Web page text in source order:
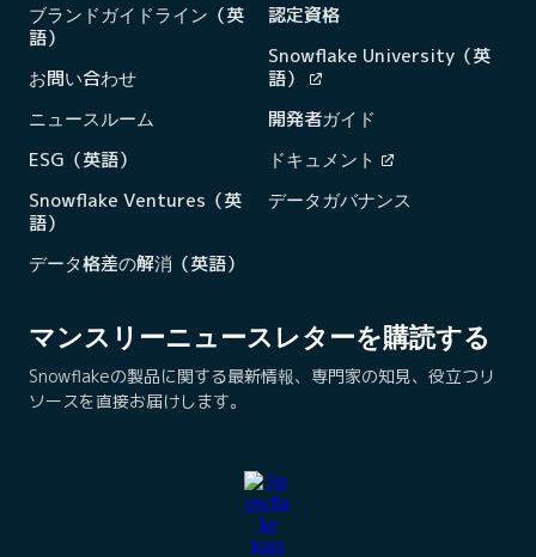
マンスリーニュースレターを購読する
Snowflakeの製品に関する最新情報、専門家の知見、役立つリ
ソースを直接お届けします。
ブランドガイドライン（英
語）
お問い合わせ
ニュースルーム
ESG（英語）
Snowflake Ventures（英
語）
データ格差の解消（英語）
認定資格
Snowflake University（英
語）
開発者ガイド
ドキュメント
データガバナンス